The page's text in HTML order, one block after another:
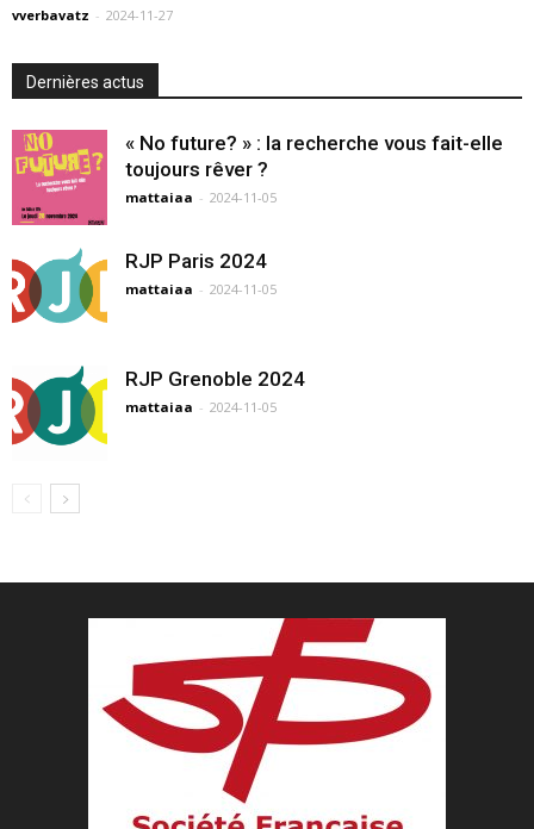
vverbavatz - 2024-11-27
Dernières actus
« No future? » : la recherche vous fait-elle
toujours rêver ?
mattaiaa - 2024-11-05
RJP Paris 2024
mattaiaa - 2024-11-05
RJP Grenoble 2024
mattaiaa - 2024-11-05